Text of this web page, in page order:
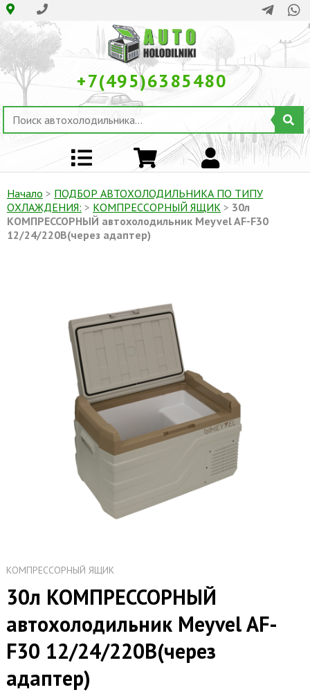
+7(495)6385480
Начало > ПОДБОР АВТОХОЛОДИЛЬНИКА ПО ТИПУ
ОХЛАЖДЕНИЯ: > КОМПРЕССОРНЫЙ ЯЩИК > 30л
КОМПРЕССОРНЫЙ автохолодильник Meyvel AF-F30
12/24/220В(через адаптер)
КОМПРЕССОРНЫЙ ЯЩИК
30л КОМПРЕССОРНЫЙ
автохолодильник Meyvel AF-
F30 12/24/220В(через
адаптер)